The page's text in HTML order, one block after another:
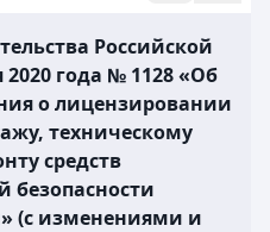
Российской
года № 1128 «Об
о лицензировании
техническому
средств
безопасности
(с изменениями и